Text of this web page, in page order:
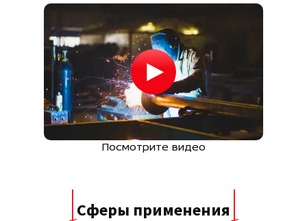
Посмотрите видео
Сферы применения